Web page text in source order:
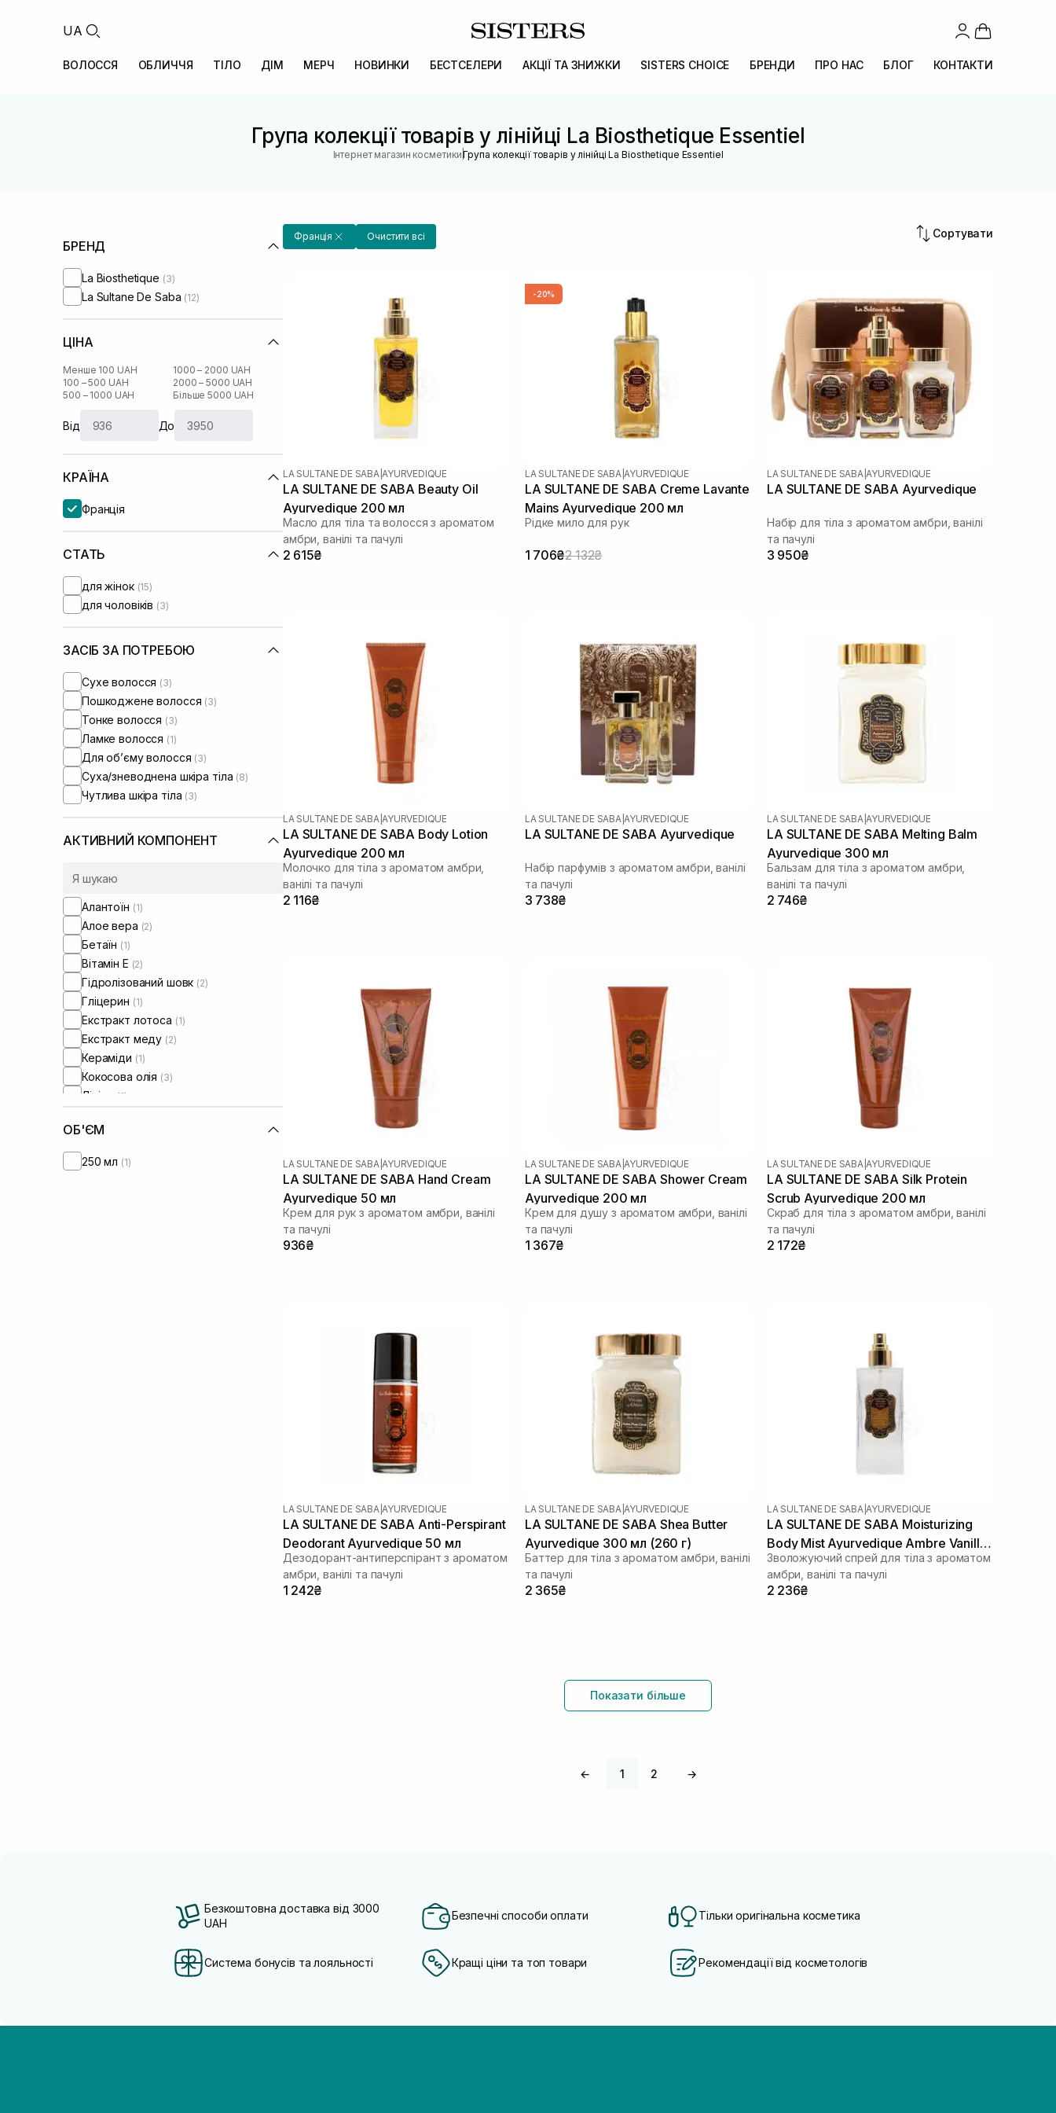
UA
ВОЛОССЯ ОБЛИЧЧЯ ТІЛО ДІМ МЕРЧ НОВИНКИ БЕСТСЕЛЕРИ АКЦІЇ ТА ЗНИЖКИ SISTERS CHOICE БРЕНДИ ПРО НАС БЛОГ КОНТАКТИ
Група колекції товарів у лінійці La Biosthetique Essentiel
Інтернет магазин косметики |Група колекції товарів у лінійці La Biosthetique Essentiel
БРЕНД
La Biosthetique (3)
La Sultane De Saba (12)
ЦІНА
Менше 100 UAH
100 – 500 UAH
500 – 1000 UAH
1000 – 2000 UAH
2000 – 5000 UAH
Більше 5000 UAH
Від До
КРАЇНА
Франція
СТАТЬ
для жінок (15)
для чоловіків (3)
ЗАСІБ ЗА ПОТРЕБОЮ
Сухе волосся (3)
Пошкоджене волосся (3)
Тонке волосся (3)
Ламке волосся (1)
Для обʼєму волосся (3)
Суха/зневоднена шкіра тіла (8)
Чутлива шкіра тіла (3)
АКТИВНИЙ КОМПОНЕНТ
Алантоїн (1)
Алое вера (2)
Бетаїн (1)
Вітамін Е (2)
Гідролізований шовк (2)
Гліцерин (1)
Екстракт лотоса (1)
Екстракт меду (2)
Кераміди (1)
Кокосова олія (3)
Ліпіди (1)
Олія аргани
Олія мигдалю
ОБ'ЄМ
250 мл (1)
Франція Очистити всі Сортувати
LA SULTANE DE SABA AYURVEDIQUE
LA SULTANE DE SABA Beauty Oil
Ayurvedique 200 мл
Масло для тіла та волосся з ароматом
амбри, ванілі та пачулі
2 615₴
-20%
LA SULTANE DE SABA AYURVEDIQUE
LA SULTANE DE SABA Creme Lavante
Mains Ayurvedique 200 мл
Рідке мило для рук
1 706₴2 132₴
LA SULTANE DE SABA AYURVEDIQUE
LA SULTANE DE SABA Ayurvedique
Набір для тіла з ароматом амбри, ванілі
та пачулі
3 950₴
LA SULTANE DE SABA AYURVEDIQUE
LA SULTANE DE SABA Body Lotion
Ayurvedique 200 мл
Молочко для тіла з ароматом амбри,
ванілі та пачулі
2 116₴
LA SULTANE DE SABA AYURVEDIQUE
LA SULTANE DE SABA Ayurvedique
Набір парфумів з ароматом амбри, ванілі
та пачулі
3 738₴
LA SULTANE DE SABA AYURVEDIQUE
LA SULTANE DE SABA Melting Balm
Ayurvedique 300 мл
Бальзам для тіла з ароматом амбри,
ванілі та пачулі
2 746₴
LA SULTANE DE SABA AYURVEDIQUE
LA SULTANE DE SABA Hand Cream
Ayurvedique 50 мл
Крем для рук з ароматом амбри, ванілі
та пачулі
936₴
LA SULTANE DE SABA AYURVEDIQUE
LA SULTANE DE SABA Shower Cream
Ayurvedique 200 мл
Крем для душу з ароматом амбри, ванілі
та пачулі
1 367₴
LA SULTANE DE SABA AYURVEDIQUE
LA SULTANE DE SABA Silk Protein
Scrub Ayurvedique 200 мл
Скраб для тіла з ароматом амбри, ванілі
та пачулі
2 172₴
LA SULTANE DE SABA AYURVEDIQUE
LA SULTANE DE SABA Anti-Perspirant
Deodorant Ayurvedique 50 мл
Дезодорант-антиперспірант з ароматом
амбри, ванілі та пачулі
1 242₴
LA SULTANE DE SABA AYURVEDIQUE
LA SULTANE DE SABA Shea Butter
Ayurvedique 300 мл (260 г)
Баттер для тіла з ароматом амбри, ванілі
та пачулі
2 365₴
LA SULTANE DE SABA AYURVEDIQUE
LA SULTANE DE SABA Moisturizing
Body Mist Ayurvedique Ambre Vanille
Patchouli 200 мл
Зволожуючий спрей для тіла з ароматом
амбри, ванілі та пачулі
2 236₴
Показати більше
← 1 2 →
Безкоштовна доставка від 3000
UAH
Безпечні способи оплати Тільки оригінальна косметика
Система бонусів та лояльності Кращі ціни та топ товари Рекомендації від косметологів